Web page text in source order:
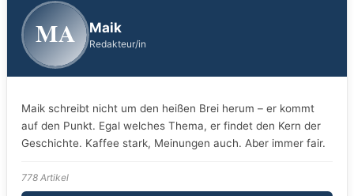
MA Maik
Redakteur/in
Maik schreibt nicht um den heißen Brei herum – er kommt
auf den Punkt. Egal welches Thema, er findet den Kern der
Geschichte. Kaffee stark, Meinungen auch. Aber immer fair.
778 Artikel